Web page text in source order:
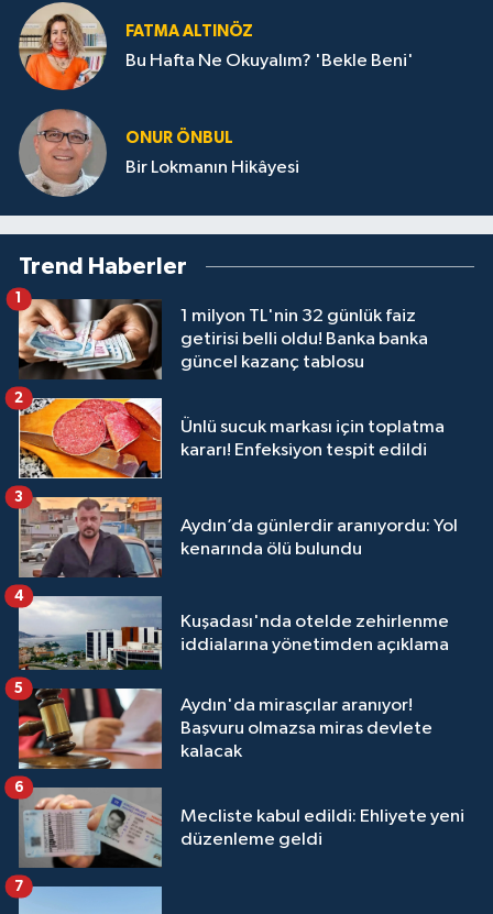
FATMA ALTINÖZ
Bu Hafta Ne Okuyalım? 'Bekle Beni'
ONUR ÖNBUL
Bir Lokmanın Hikâyesi
Trend Haberler
1 milyon TL'nin 32 günlük faiz
getirisi belli oldu! Banka banka
güncel kazanç tablosu
1
Ünlü sucuk markası için toplatma
kararı! Enfeksiyon tespit edildi
2
Aydın’da günlerdir aranıyordu: Yol
kenarında ölü bulundu
3
Kuşadası'nda otelde zehirlenme
iddialarına yönetimden açıklama
4
Aydın'da mirasçılar aranıyor!
Başvuru olmazsa miras devlete
kalacak
5
Mecliste kabul edildi: Ehliyete yeni
düzenleme geldi
6
7